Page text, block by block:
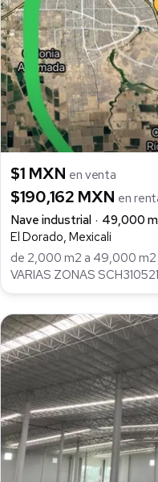
$1 MXN en venta
$190,162 MXN en
Nave industrial
49,000
El Dorado, Mexicali
de 2,000 m2 a 49,000 m2
VARIAS ZONAS SCH310521